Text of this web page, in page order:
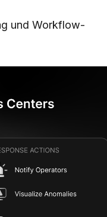
und Workflow-